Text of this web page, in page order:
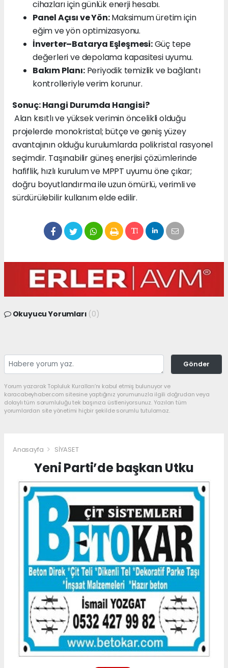
cihazları için günlük enerji hesabı.
Panel Açısı ve Yön:Maksimum üretim için
eğim ve yön optimizasyonu.
İnverter–Batarya Eşleşmesi:Güç tepe
değerleri ve depolama kapasitesi uyumu.
Bakım Planı:Periyodik temizlik ve bağlantı
kontrolleriyle verim korunur.
Sonuç: Hangi Durumda Hangisi?
Alan kısıtlı ve yüksek verimin öncelikli olduğu
projelerde monokristal; bütçe ve geniş yüzey
avantajının olduğu kurulumlarda polikristal rasyonel
seçimdir. Taşınabilir güneş enerjisi çözümlerinde
hafiflik, hızlı kurulum ve MPPT uyumu öne çıkar;
doğru boyutlandırma ile uzun ömürlü, verimli ve
sürdürülebilir kullanım elde edilir.
Okuyucu Yorumları (0)
Gönder
Yorum yazarak Topluluk Kuralları’nı kabul etmiş bulunuyor ve
karacabeyhaber.com sitesine yaptığınız yorumunuzla ilgili doğrudan veya
dolaylı tüm sorumluluğu tek başınıza üstleniyorsunuz. Yazılan tüm
yorumlardan site yönetimi hiçbir şekilde sorumlu tutulamaz.
Anasayfa SİYASET
Yeni Parti’de başkan Utku